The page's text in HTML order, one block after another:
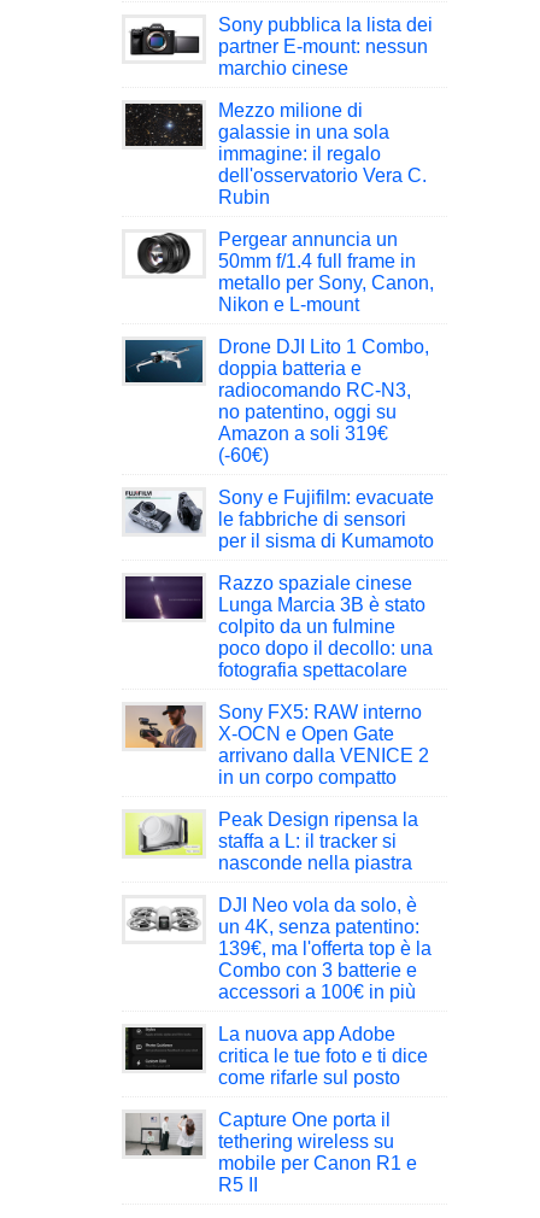
Sony pubblica la lista dei
partner E-mount: nessun
marchio cinese
Mezzo milione di
galassie in una sola
immagine: il regalo
dell'osservatorio Vera C.
Rubin
Pergear annuncia un
50mm f/1.4 full frame in
metallo per Sony, Canon,
Nikon e L-mount
Drone DJI Lito 1 Combo,
doppia batteria e
radiocomando RC-N3,
no patentino, oggi su
Amazon a soli 319€
(-60€)
Sony e Fujifilm: evacuate
le fabbriche di sensori
per il sisma di Kumamoto
Razzo spaziale cinese
Lunga Marcia 3B è stato
colpito da un fulmine
poco dopo il decollo: una
fotografia spettacolare
Sony FX5: RAW interno
X-OCN e Open Gate
arrivano dalla VENICE 2
in un corpo compatto
Peak Design ripensa la
staffa a L: il tracker si
nasconde nella piastra
DJI Neo vola da solo, è
un 4K, senza patentino:
139€, ma l'offerta top è la
Combo con 3 batterie e
accessori a 100€ in più
La nuova app Adobe
critica le tue foto e ti dice
come rifarle sul posto
Capture One porta il
tethering wireless su
mobile per Canon R1 e
R5 II